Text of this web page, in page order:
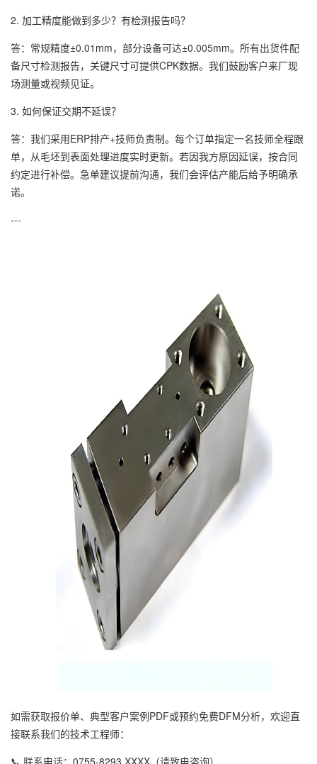
2. 加工精度能做到多少？有检测报告吗？
答：常规精度±0.01mm，部分设备可达±0.005mm。所有出货件配
备尺寸检测报告，关键尺寸可提供CPK数据。我们鼓励客户来厂现
场测量或视频见证。
3. 如何保证交期不延误？
答：我们采用ERP排产+技师负责制。每个订单指定一名技师全程跟
单，从毛坯到表面处理进度实时更新。若因我方原因延误，按合同
约定进行补偿。急单建议提前沟通，我们会评估产能后给予明确承
诺。
---
如需获取报价单、典型客户案例PDF或预约免费DFM分析，欢迎直
接联系我们的技术工程师：
📞 联系电话：0755-8293 XXXX（请致电咨询）